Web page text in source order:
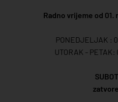
Radno vrijeme od 01.
PONEDJELJAK :
UTORAK -